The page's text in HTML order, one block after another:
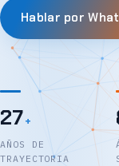
Hablar por
27+
AÑOS DE
TRAYECTORIA